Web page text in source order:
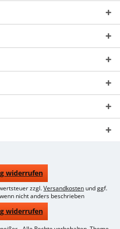
widerrufen
zzgl.Versandkosten und ggf.
nicht anders beschrieben
widerrufen